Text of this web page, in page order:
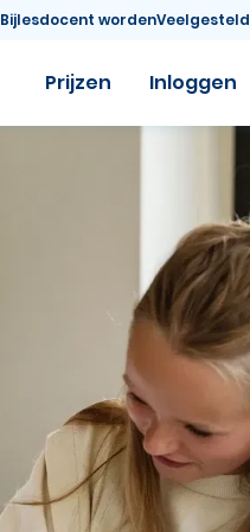
Bijlesdocent worden
Prijzen Inloggen